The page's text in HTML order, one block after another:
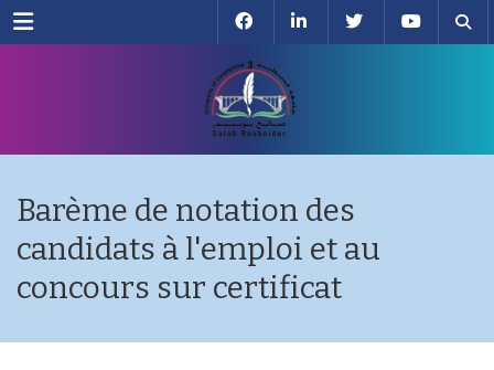
Menu
Barème de notation des
candidats à l'emploi et au
concours sur certificat